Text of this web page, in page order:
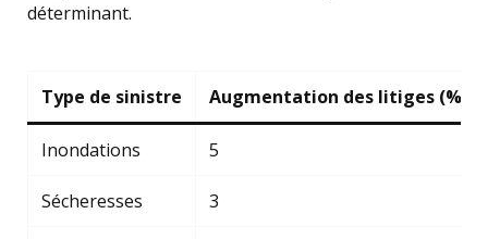
déterminant.
Type de sinistre Augmentation des litiges (%)
Inondations 5
Sécheresses 3